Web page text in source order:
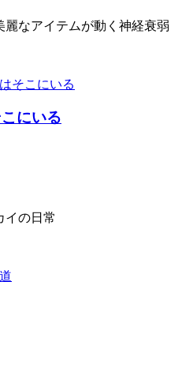
なアイテムが動く神経衰弱
にいる
イの日常